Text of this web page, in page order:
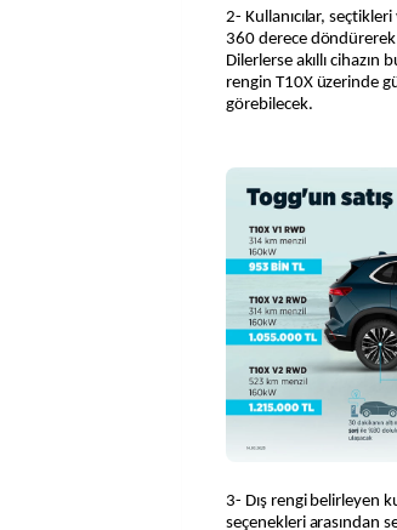
2- Kullanıcılar,
360 derece döndürerek
Dilerlerse akıllı
rengin T10X üzerinde
görebilecek.
3- Dış rengi belirleyen
seçenekleri arasından